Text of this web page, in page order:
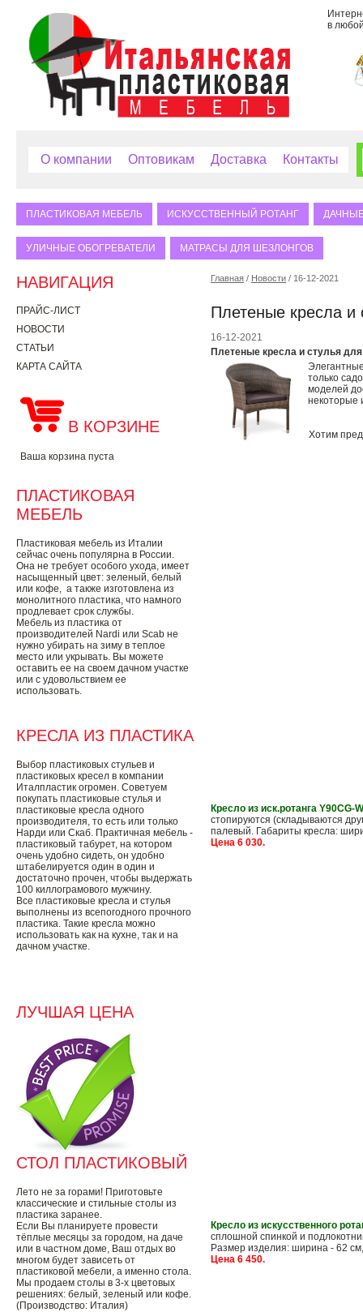
в
О компании Оптовикам Доставка Контакты
ПЛАСТИКОВАЯ МЕБЕЛЬ ИСКУССТВЕННЫЙ РОТАНГ
УЛИЧНЫЕ ОБОГРЕВАТЕЛИ МАТРАСЫ ДЛЯ ШЕЗЛОНГОВ
НАВИГАЦИЯ
ПРАЙС-ЛИСТ
НОВОСТИ
СТАТЬИ
КАРТА САЙТА
В КОРЗИНЕ
Ваша корзина пуста
ПЛАСТИКОВАЯ
МЕБЕЛЬ
Пластиковая мебель из Италии
сейчас очень популярна в России.
Она не требует особого ухода, имеет
насыщенный цвет: зеленый, белый
или кофе, а также изготовлена из
монолитного пластика, что намного
продлевает срок службы.
Мебель из пластика от
производителей Nardi или Scab не
нужно убирать на зиму в теплое
место или укрывать. Вы можете
оставить ее на своем дачном участке
или с удовольствием ее
использовать.
КРЕСЛА ИЗ ПЛАСТИКА
Выбор пластиковых стульев и
пластиковых кресел в компании
Италпластик огромен. Советуем
покупать пластиковые стулья и
пластиковые кресла одного
производителя, то есть или только
Нарди или Скаб. Практичная мебель -
пластиковый табурет, на котором
очень удобно сидеть, он удобно
штабелируется один в один и
достаточно прочен, чтобы выдержать
100 киллограмового мужчину.
Все пластиковые кресла и стулья
выполнены из всепогодного прочного
пластика. Такие кресла можно
использовать как на кухне, так и на
дачном участке.
ЛУЧШАЯ ЦЕНА
СТОЛ ПЛАСТИКОВЫЙ
Лето не за горами! Приготовьте
классические и стильные столы из
пластика заранее.
Если Вы планируете провести
тёплые месяцы за городом, на даче
или в частном доме, Ваш отдых во
многом будет зависеть от
пластиковой мебели, а именно стола.
Мы продаем столы в 3-х цветовых
решениях: белый, зеленый или кофе.
(Производство: Италия)
Главная / Новости / 16-12-2021
Плетеные кресла и
16-12-2021
Плетеные кресла и стулья
только
моделей
некоторые
Хотим
Кресло из иск.ротанга Y90CG-
стопируются (складываются
палевый. Габариты кресла:
Цена 6 030.
Кресло из искусственного
сплошной спинкой и
Размер изделия: ширина - 62
Цена 6 450.